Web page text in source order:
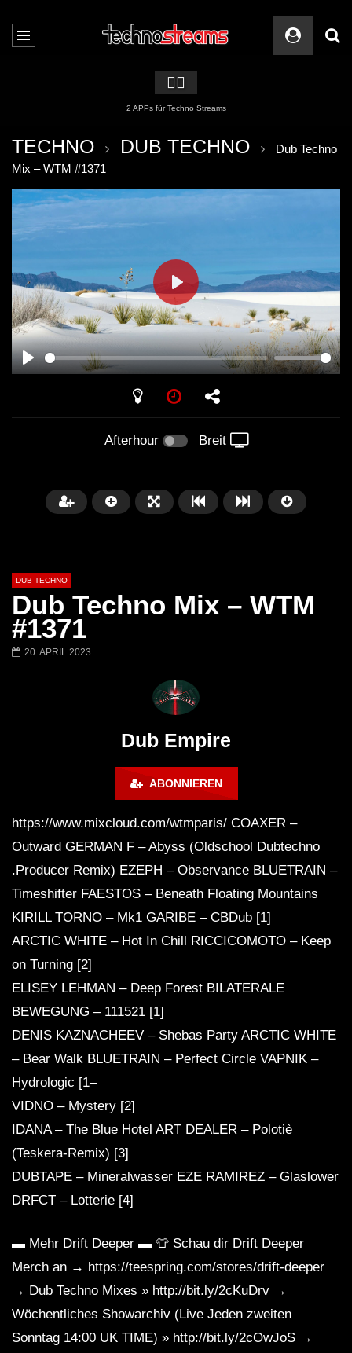
🏳️‍🌈
2 APPs für Techno Streams
TECHNO DUB TECHNO
Dub Techno
Mix – WTM #1371
PLAY
PLAY
Afterhour Breit
Dub Techno Music Set In The Mix
DUB TECHNO
Dub Techno Mix – WTM
#1371
20. APRIL 2023
Dub Empire
ABONNIEREN
https://www.mixcloud.com/wtmparis/ COAXER –
Outward GERMAN F – Abyss (Oldschool Dubtechno
.Producer Remix) EZEPH – Observance BLUETRAIN –
Timeshifter FAESTOS – Beneath Floating Mountains
KIRILL TORNO – Mk1 GARIBE – CBDub [1]
ARCTIC WHITE – Hot In Chill RICCICOMOTO – Keep
on Turning [2]
ELISEY LEHMAN – Deep Forest BILATERALE
BEWEGUNG – 111521 [1]
DENIS KAZNACHEEV – Shebas Party ARCTIC WHITE
– Bear Walk BLUETRAIN – Perfect Circle VAPNIK –
Hydrologic [1–
VIDNO – Mystery [2]
IDANA – The Blue Hotel ART DEALER – Polotiè
(Teskera-Remix) [3]
DUBTAPE – Mineralwasser EZE RAMIREZ – Glaslower
DRFCT – Lotterie [4]
▬ Mehr Drift Deeper ▬ 👕 Schau dir Drift Deeper
Merch an → https://teespring.com/stores/drift-deeper
→ Dub Techno Mixes » http://bit.ly/2cKuDrv →
Wöchentliches Showarchiv (Live Jeden zweiten
Sonntag 14:00 UK TIME) » http://bit.ly/2cOwJoS →